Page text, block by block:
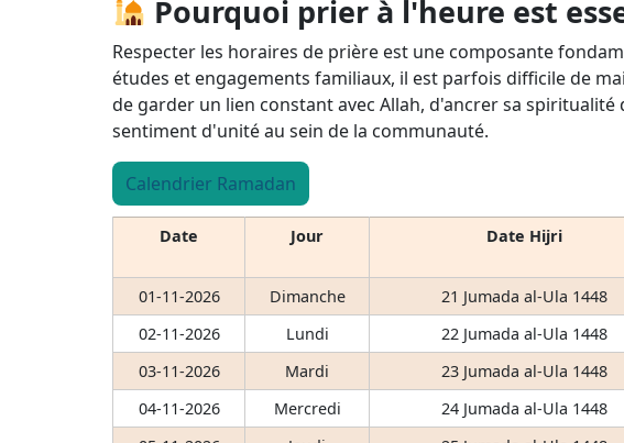
Pourquoi prier à l'heure est
Respecter les horaires de prière est une composante
études et engagements familiaux, il est parfois difficile de
de garder un lien constant avec Allah, d'ancrer sa
sentiment d'unité au sein de la communauté.
Calendrier Ramadan
Date Jour Date Hijri
01-11-2026
Dimanche 21 Jumada al-Ula 1448
02-11-2026
Lundi 22 Jumada al-Ula 1448
03-11-2026
Mardi 23 Jumada al-Ula 1448
04-11-2026
Mercredi 24 Jumada al-Ula 1448